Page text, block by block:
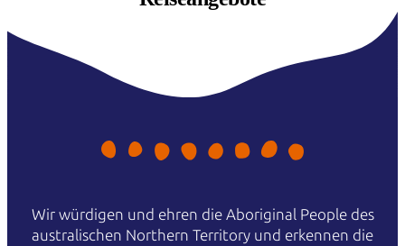
Wir würdigen und ehren die Aboriginal People des
australischen Northern Territory und erkennen die